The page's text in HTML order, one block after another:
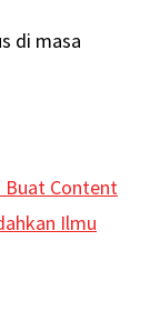
di masa
Buat Content
Ilmu